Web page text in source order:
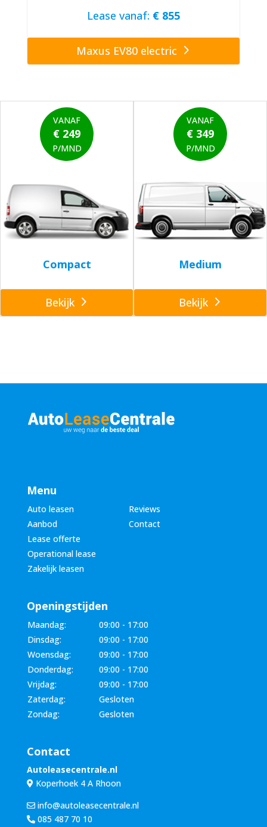
Lease vanaf: € 855
Maxus EV80 electric
VANAF
€ 249
P/MND
Compact
Bekijk
VANAF
€ 349
P/MND
Medium
Bekijk
Menu
Auto leasen
Reviews
Aanbod
Contact
Lease offerte
Operational lease
Zakelijk leasen
Openingstijden
Maandag:
09:00 - 17:00
Dinsdag:
09:00 - 17:00
Woensdag:
09:00 - 17:00
Donderdag:
09:00 - 17:00
Vrijdag:
09:00 - 17:00
Zaterdag:
Gesloten
Zondag:
Gesloten
Contact
Autoleasecentrale.nl
Koperhoek 4 A Rhoon
info@autoleasecentrale.nl
085 487 70 10